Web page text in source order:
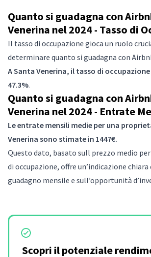
Quanto si guadagna con
Venerina nel 2024 - Tasso di
Il tasso di occupazione gioca un ruolo
determinare quanto si guadagna con
A Santa Venerina, il tasso di
47.3%.
Quanto si guadagna con
Venerina nel 2024 - Entrate
Le entrate mensili medie per una
Venerina sono stimate in 1447€.
Questo dato, basato sull prezzo medio
di occupazione, offre un’indicazione
guadagno mensile e sull’opportunità
Scopri il potenziale